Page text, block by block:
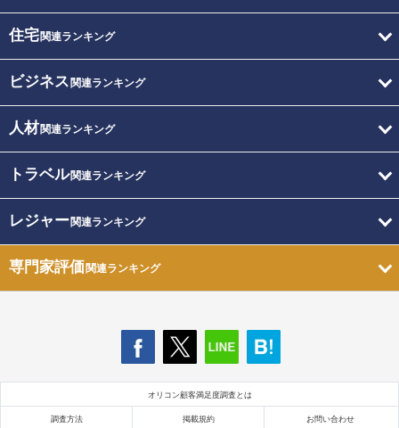
住宅関連ランキング
ビジネス 関連ランキング
人材関連ランキング
トラベル関連ランキング
レジャー関連ランキング
専門家評価関連ランキング
オリコン顧客満足度調査とは
調査方法 掲載規約 お問い合わせ